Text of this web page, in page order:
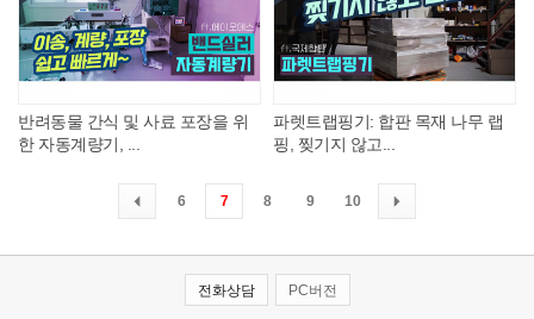
반려동물 간식 및 사료 포장을 위
한 자동계량기, ...
파렛트랩핑기: 합판 목재 나무 랩
핑, 찢기지 않고...
6 7 8 9 10
전화상담 PC버전